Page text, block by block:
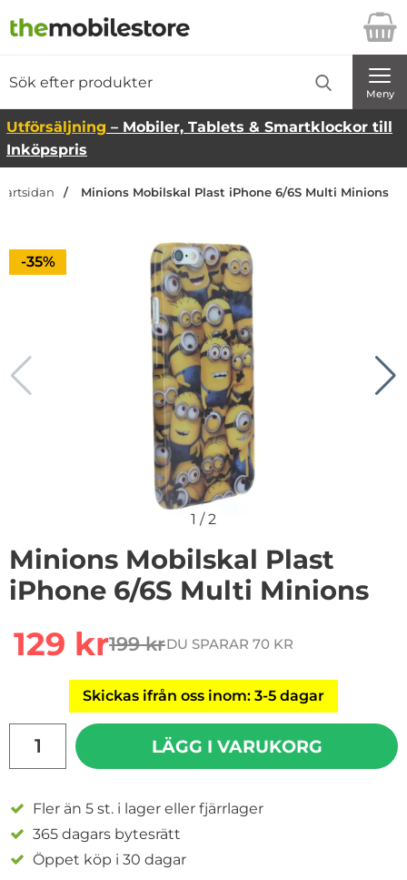
Startsidan för Danira Telecom AB
Meny
Utförsäljning – Mobiler, Tablets & Smartklockor till
Inköpspris
Minions Mobilskal Plast iPhone 6/6S Multi Minions
Priset är nedsatt med
-35%
1 /2
Minions Mobilskal Plast
iPhone 6/6S Multi Minions
rea pris
129 krtidigare pris
199 krDU SPARAR 70 KR
Skickas ifrån oss inom: 3-5 dagar
LÄGG I VARUKORG
Fler än 5 st. i lager eller fjärrlager
365 dagars bytesrätt
Öppet köp i 30 dagar